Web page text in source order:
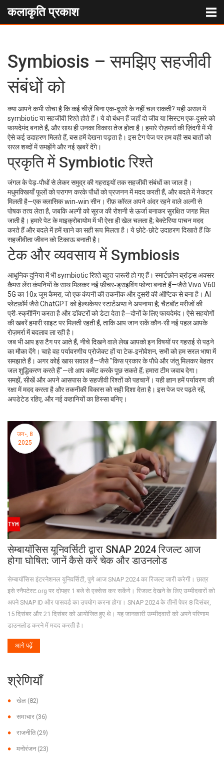
कलाकृति प्रकाश
Symbiosis – समझिए सहजीवी
संबंधों को
क्या आपने कभी सोचा है कि कई चीज़ें बिना एक‑दूसरे के नहीं चल सकती? यही असल में
symbiotic या सहजीवी रिश्ते होते हैं। ये वो बंधन हैं जहाँ दो जीव या सिस्टम एक‑दूसरे को
फायदेमंद बनाते हैं, और साथ ही उनका विकास तेज होता है। हमारे रोज़मर्रा की ज़िंदगी में भी
ऐसे कई उदाहरण मिलते हैं, बस हमें देखना पड़ता है। इस टैग पेज पर हम वही सब बातों को
सरल शब्दों में समझेंगे और नई ख़बरें देंगे।
प्रकृति में Symbiotic रिश्ते
जंगल के पेड़‑पौधों से लेकर समुद्र की गहराइयों तक सहजीवी संबंधों का जाल है।
मधुमक्खियाँ फूलों को परागण करके पौधों को प्रजनन में मदद करती हैं, और बदले में नेकटर
मिलती है—एक क्लासिक win‑win सीन। रीफ़ कॉरल अपने अंदर रहने वाले अल्गी से
पोषक तत्व लेता है, जबकि अल्गी को सूरज की रोशनी से ऊर्जा बनाकर सुरक्षित जगह मिल
जाती है। हमारे पेट के माइक्रोबायोम में भी ऐसा ही खेल चलता है; बेक्टेरिया पाचन मदद
करते हैं और बदले में हमें खाने का सही रूप मिलता है। ये छोटे‑छोटे उदाहरण दिखाते हैं कि
सहजीवीता जीवन को टिकाऊ बनाती है।
टेक और व्यवसाय में Symbiosis
आधुनिक दुनिया में भी symbiotic रिश्ते बहुत ज़रूरी हो गए हैं। स्मार्टफ़ोन ब्रांड्स अक्सर
कैमरा लेंस कंपनियों के साथ मिलकर नई फ़ीचर‑ड्राइविंग फोन्स बनाते हैं—जैसे Vivo V60
5G का 10x जूम कैमरा, जो एक कंपनी की तकनीक और दूसरी की ऑप्टिक से बना है। AI
प्लेटफ़ॉर्म जैसे ChatGPT को हेल्थकेयर स्टार्टअप्स ने अपनाया है; चैटबॉट मरीजों की
प्री‑स्क्रीनिंग करता है और डॉक्टरों को डेटा देता है—दोनों के लिए फायदेमंद। ऐसे सहयोगों
की खबरें हमारी साइट पर मिलती रहती हैं, ताकि आप जान सकें कौन-सी नई पहल आपके
रोज़मर्रा में बदलाव ला रही है।
जब भी आप इस टैग पर आते हैं, नीचे दिखने वाले लेख आपको इन विषयों पर गहराई से पढ़ने
का मौका देंगे। चाहे वह पर्यावरणीय प्रोजेक्ट हों या टेक‑इनोवेशन, सभी को हम सरल भाषा में
समझाते हैं। अगर कोई खास सवाल है—जैसे "किस प्रकार के पौधे और जंतु मिलकर बेहतर
जल शुद्धिकरण करते हैं"—तो आप कमेंट करके पूछ सकते हैं; हमारा टीम जवाब देगा।
समझें, सीखें और अपने आसपास के सहजीवी रिश्तों को पहचानें। यही ज्ञान हमें पर्यावरण की
रक्षा में मदद करता है और तकनीकी विकास को सही दिशा देता है। इस पेज पर पढ़ते रहें,
अपडेटेड रहिए, और नई कहानियों का हिस्सा बनिए।
जन॰, 8
2025
सेम्बायॉसिस यूनिवर्सिटी द्वारा SNAP 2024 रिजल्ट आज
होगा घोषित: जानें कैसे करें चेक और डाउनलोड
सेम्बायॉसिस इंटरनेशनल यूनिवर्सिटी, पुणे आज SNAP 2024 का रिजल्ट जारी करेगी। छात्र
इसे स्नैपटेस्ट.org पर दोपहर 1 बजे से एक्सेस कर सकेंगे। रिजल्ट देखने के लिए उम्मीदवारों को
अपने SNAP ID और पासवर्ड का उपयोग करना होगा। SNAP 2024 के तीनों पेपर 8 दिसंबर,
15 दिसंबर और 21 दिसंबर को आयोजित हुए थे। यह जानकारी उम्मीदवारों को अपने परिणाम
डाउनलोड करने में मदद करती है।
आगे पढ़ें
श्रेणियाँ
खेल (82)
समाचार (36)
राजनीति (29)
मनोरंजन (23)